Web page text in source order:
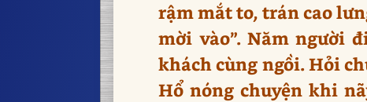
rậm mắt to, trán cao
mời vào”. Năm người
khách cùng ngồi. Hỏi
Hổ nóng chuyện khi